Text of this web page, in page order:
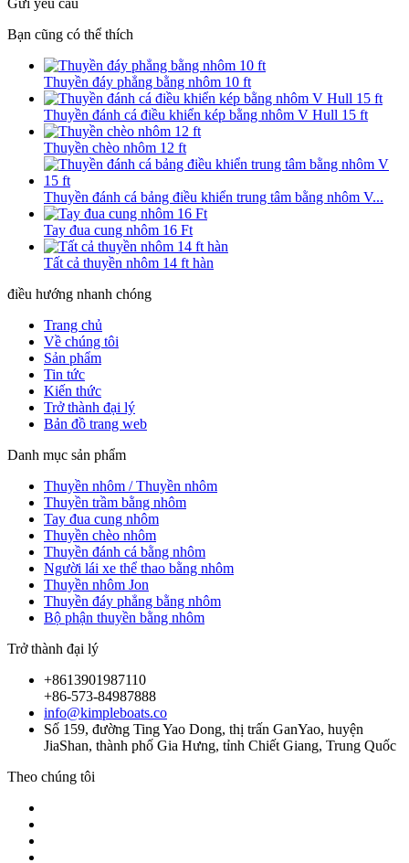
Bạn cũng có thể thích
Thuyền đáy phẳng bằng nhôm 10 ft
Thuyền đánh cá điều khiển kép bằng nhôm V Hull 15 ft
Thuyền chèo nhôm 12 ft
Thuyền đánh cá bảng điều khiển trung tâm bằng nhôm V...
Tay đua cung nhôm 16 Ft
Tất cả thuyền nhôm 14 ft hàn
điều hướng nhanh chóng
Trang chủ
Về chúng tôi
Sản phẩm
Tin tức
Kiến thức
Trở thành đại lý
Bản đồ trang web
Danh mục sản phẩm
Thuyền nhôm / Thuyền nhôm
Thuyền trầm bằng nhôm
Tay đua cung nhôm
Thuyền chèo nhôm
Thuyền đánh cá bằng nhôm
Người lái xe thể thao bằng nhôm
Thuyền nhôm Jon
Thuyền đáy phẳng bằng nhôm
Bộ phận thuyền bằng nhôm
Trở thành đại lý
+8613901987110
+86-573-84987888
info@kimpleboats.co
Số 159, đường Ting Yao Dong, thị trấn GanYao, huyện
JiaShan, thành phố Gia Hưng, tỉnh Chiết Giang, Trung Quốc
Theo chúng tôi